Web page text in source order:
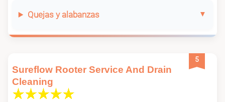
Quejas y alabanzas
5
Sureflow Rooter Service And Drain
Cleaning